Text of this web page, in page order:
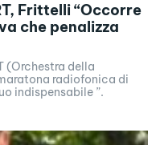
Frittelli “Occorre
che penalizza
(Orchestra della
indispensabile ”.